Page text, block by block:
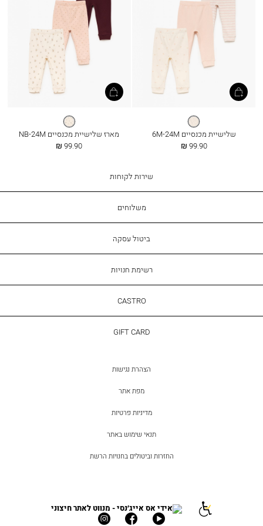
אופוויט
שלישיית מכנסיים 6M-24M
החל
99.90 ₪
שמנת
מארז שלישיית מכנסיים NB-24M
החל
99.90 ₪
שירות
לקוחות
שירות לקוחות
משלוחים
ביטול עסקה
רשימת חנויות
CASTRO
CASTRO
GIFT
GIFT CARD
הצהרת נגישות
מפת אתר
מדיניות פרטיות
תנאי שימוש באתר
החזרות וביטולים בחנויות הרשת